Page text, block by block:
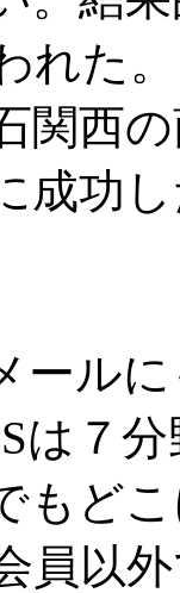
れた。
関西
成功
ル
は７
もど
員以